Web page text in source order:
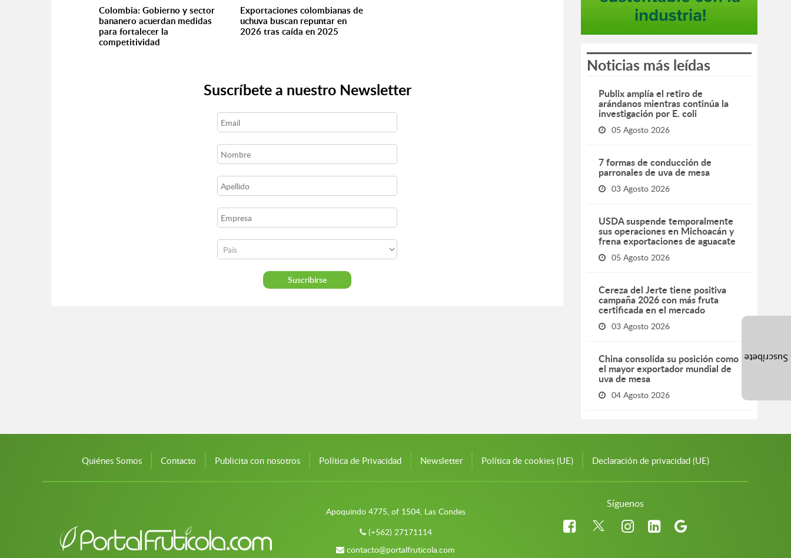
Colombia: Gobierno y sector
bananero acuerdan medidas
para fortalecer la
competitividad
Exportaciones colombianas de
uchuva buscan repuntar en
2026 tras caída en 2025
Suscríbete a nuestro Newsletter
Noticias más leídas
Publix amplía el retiro de
arándanos mientras continúa la
investigación por E. coli
05 Agosto 2026
7 formas de conducción de
parronales de uva de mesa
03 Agosto 2026
USDA suspende temporalmente
sus operaciones en Michoacán y
frena exportaciones de aguacate
05 Agosto 2026
Cereza del Jerte tiene positiva
campaña 2026 con más fruta
certificada en el mercado
03 Agosto 2026
China consolida su posición como
el mayor exportador mundial de
uva de mesa
04 Agosto 2026
Quiénes Somos Contacto Publicita con nosotros Política de Privacidad Newsletter Política de cookies (UE) Declaración de privacidad (UE)
Apoquindo 4775, of 1504, Las Condes
(+562) 27171114
contacto@portalfruticola.com
Síguenos
Suscríbete